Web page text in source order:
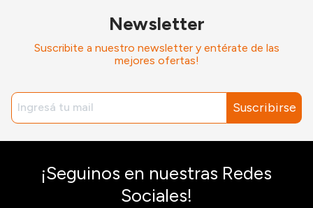
Newsletter
Suscribite a nuestro newsletter y entérate de las
mejores ofertas!
Suscribirse
¡Seguinos en nuestras Redes
Sociales!